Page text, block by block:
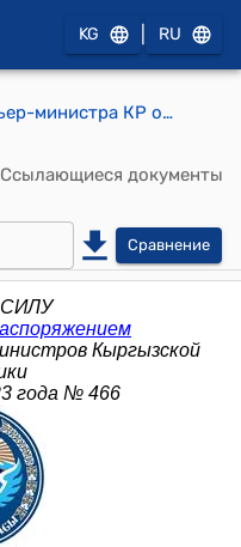
KG RU
Распоряжение Премьер-министра КР от 7 июня 2019 года № 296 (О внесении в распоряжение Премьер-министра Кыргызской Республики от 6 мая 2013 года № 186 изменений)
Ссылающиеся документы
Сравнение